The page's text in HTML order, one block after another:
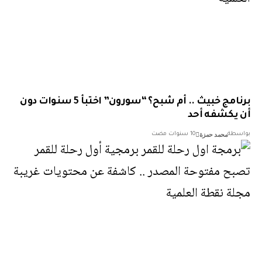
برنامج خبيث .. أم شبح؟ “سورون” اختبأ 5 سنوات دون
يكشفه أحد
محمد حمزة 10 سنوات مضت